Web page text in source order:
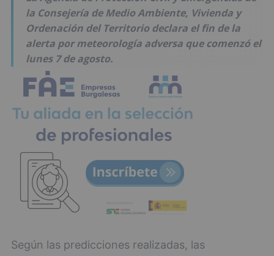
la Consejería de Medio Ambiente, Vivienda y
Ordenación del Territorio declara el fin de la
alerta por meteorología adversa que comenzó el
lunes 7 de agosto.
Según las predicciones realizadas, las